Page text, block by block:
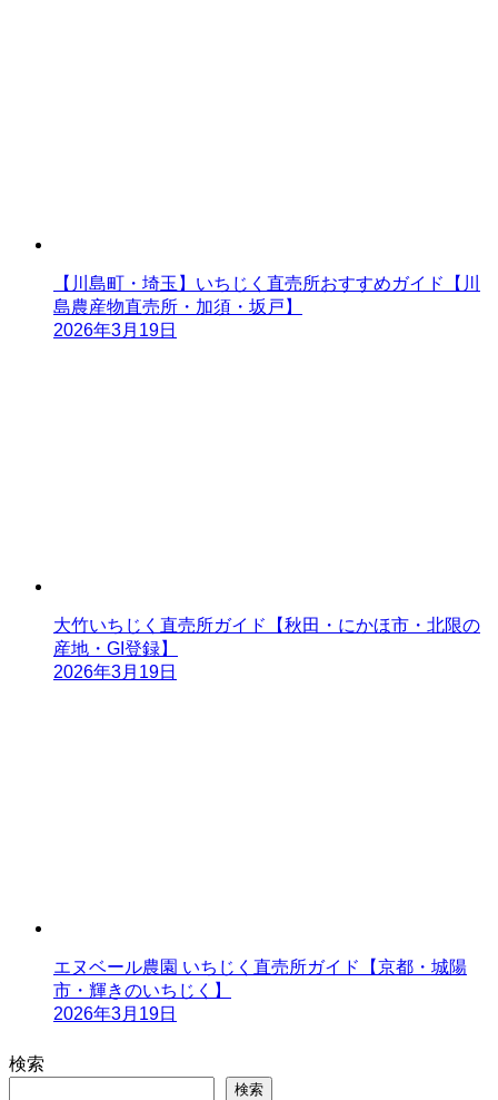
【川島町・埼玉】いちじく直売所おすすめガイド【川
島農産物直売所・加須・坂戸】
2026年3月19日
大竹いちじく直売所ガイド【秋田・にかほ市・北限の
産地・GI登録】
2026年3月19日
エヌベール農園 いちじく直売所ガイド【京都・城陽
市・輝きのいちじく】
2026年3月19日
検索
検索